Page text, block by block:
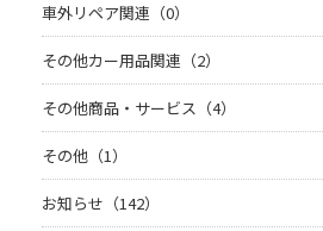
車外リペア関連（0）
その他カー用品関連（2）
その他商品・サービス（4）
その他（1）
お知らせ（142）